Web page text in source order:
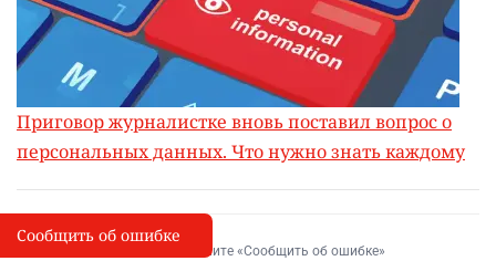
Приговор журналистке вновь поставил вопрос о
персональных данных. Что нужно знать каждому
I
Сообщить об опечатке
Выделите фрагмент и нажмите «Сообщить об ошибке»
Сообщить об ошибке